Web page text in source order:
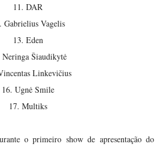
11. DAR
Gabrielius Vagelis
13. Eden
Neringa Šiaudikytė
Linkevičius
16. Ugnė Smile
17. Multiks
o primeiro show de apresentação do